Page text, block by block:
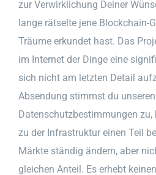
zur Verwirklichung Deiner
lange rätselte jene Blockchain-
Träume erkundet hast. Das
im Internet der Dinge eine
sich nicht am letzten Detail
Absendung stimmst du unseren
Datenschutzbestimmungen
zu der Infrastruktur einen Teil
Märkte ständig ändern, aber
gleichen Anteil. Es erhebt